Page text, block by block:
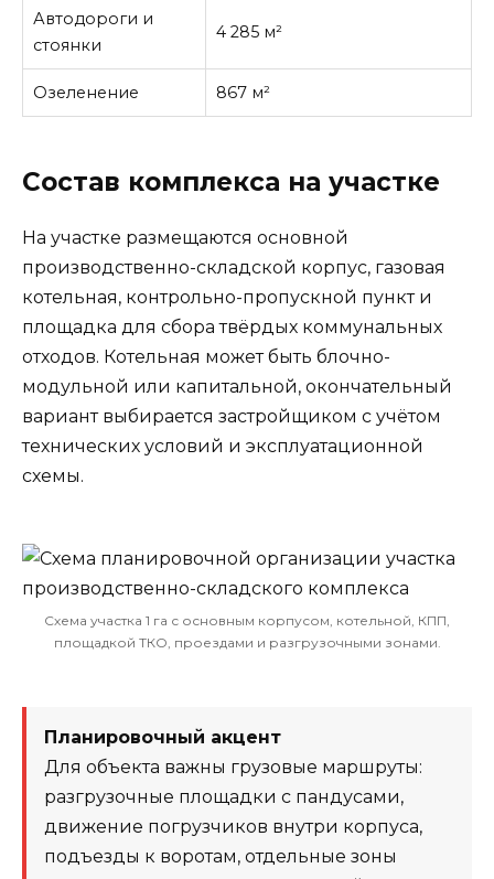
Автодороги и
стоянки
4 285 м²
Озеленение 867 м²
Состав комплекса на участке
На участке размещаются основной
производственно-складской корпус, газовая
котельная, контрольно-пропускной пункт и
площадка для сбора твёрдых коммунальных
отходов. Котельная может быть блочно-
модульной или капитальной, окончательный
вариант выбирается застройщиком с учётом
технических условий и эксплуатационной
схемы.
Схема участка 1 га с основным корпусом, котельной, КПП,
площадкой ТКО, проездами и разгрузочными зонами.
Планировочный акцент
Для объекта важны грузовые маршруты:
разгрузочные площадки с пандусами,
движение погрузчиков внутри корпуса,
подъезды к воротам, отдельные зоны